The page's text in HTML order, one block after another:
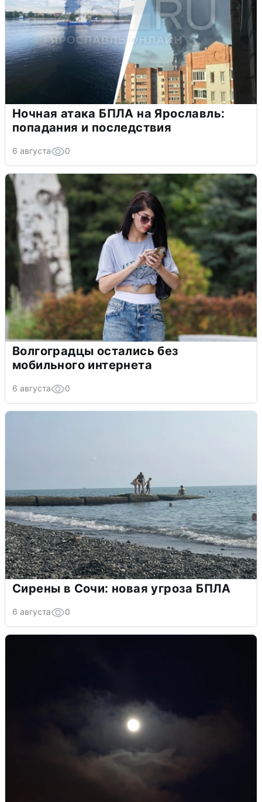
Ночная атака БПЛА на Ярославль:
попадания и последствия
6 августа 0
Волгоградцы остались без
мобильного интернета
6 августа 0
Сирены в Сочи: новая угроза БПЛА
6 августа 0